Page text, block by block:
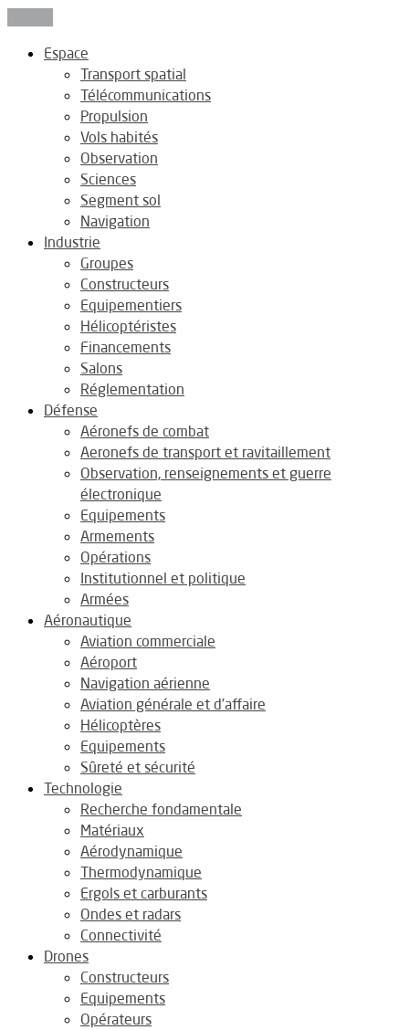
Espace
Transport spatial
Télécommunications
Propulsion
Vols habités
Observation
Sciences
Segment sol
Navigation
Industrie
Groupes
Constructeurs
Equipementiers
Hélicoptéristes
Financements
Salons
Réglementation
Défense
Aéronefs de combat
Aeronefs de transport et ravitaillement
Observation, renseignements et guerre
électronique
Equipements
Armements
Opérations
Institutionnel et politique
Armées
Aéronautique
Aviation commerciale
Aéroport
Navigation aérienne
Aviation générale et d’affaire
Hélicoptères
Equipements
Sûreté et sécurité
Technologie
Recherche fondamentale
Matériaux
Aérodynamique
Thermodynamique
Ergols et carburants
Ondes et radars
Connectivité
Drones
Constructeurs
Equipements
Opérateurs